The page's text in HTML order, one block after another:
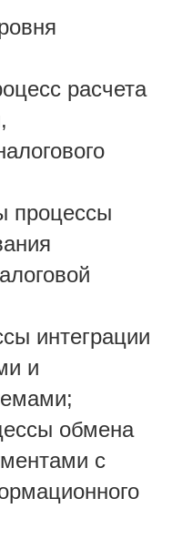
расчета
процессы
интеграции
и
обмена
с